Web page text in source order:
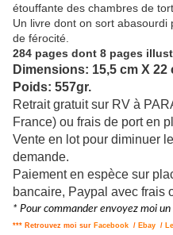
étouffante des chambres de
Un livre dont on sort
de férocité.
284 pages dont 8 pages
Dimensions: 15,5 cm X 22
Poids: 557gr.
Retrait gratuit sur RV à
France) ou frais de port en
Vente en lot pour diminuer
demande.
Paiement en espèce sur
bancaire, Paypal avec frais
* Pour commander envoyez moi
*** Retrouvez moi sur Facebook / Ebay /